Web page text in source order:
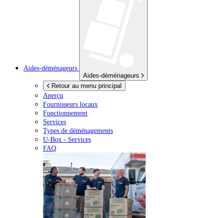
Aides-déménageurs
Aides-déménageurs
Retour au menu principal
Aperçu
Fournisseurs locaux
Fonctionnement
Services
Types de déménagements
U-Box - Services
FAQ